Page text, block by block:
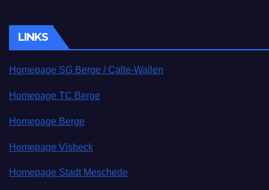
LINKS
Homepage SG Berge / Calle-Wallen
Homepage TC Berge
Homepage Berge
Homepage Visbeck
Homepage Stadt Meschede